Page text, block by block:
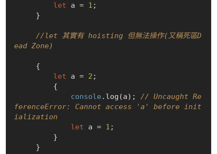
let a = 1 ;
//let 其實有 hoisting 但無法操作(又稱死區D
ead Zone)
let a = 2 ;
console .log(a); // Uncaught Re
ferenceError: Cannot access 'a' before init
ialization
let a = 1 ;